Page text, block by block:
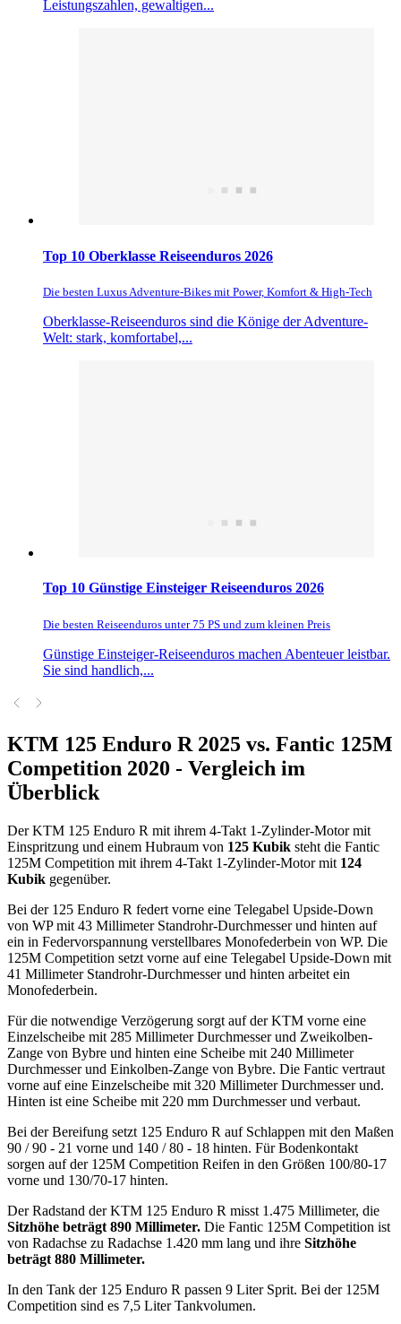
Leistungszahlen, gewaltigen...
Top 10 Oberklasse Reiseenduros 2026
Die besten Luxus Adventure-Bikes mit Power, Komfort & High-Tech
Oberklasse-Reiseenduros sind die Könige der Adventure-
Welt: stark, komfortabel,...
Top 10 Günstige Einsteiger Reiseenduros 2026
Die besten Reiseenduros unter 75 PS und zum kleinen Preis
Günstige Einsteiger-Reiseenduros machen Abenteuer leistbar.
Sie sind handlich,...
KTM 125 Enduro R 2025 vs. Fantic 125M
Competition 2020 - Vergleich im
Überblick
Der KTM 125 Enduro R mit ihrem 4-Takt 1-Zylinder-Motor mit
Einspritzung und einem Hubraum von 125 Kubik steht die Fantic
125M Competition mit ihrem 4-Takt 1-Zylinder-Motor mit 124
Kubik gegenüber.
Bei der 125 Enduro R federt vorne eine Telegabel Upside-Down
von WP mit 43 Millimeter Standrohr-Durchmesser und hinten auf
ein in Federvorspannung verstellbares Monofederbein von WP. Die
125M Competition setzt vorne auf eine Telegabel Upside-Down mit
41 Millimeter Standrohr-Durchmesser und hinten arbeitet ein
Monofederbein.
Für die notwendige Verzögerung sorgt auf der KTM vorne eine
Einzelscheibe mit 285 Millimeter Durchmesser und Zweikolben-
Zange von Bybre und hinten eine Scheibe mit 240 Millimeter
Durchmesser und Einkolben-Zange von Bybre. Die Fantic vertraut
vorne auf eine Einzelscheibe mit 320 Millimeter Durchmesser und.
Hinten ist eine Scheibe mit 220 mm Durchmesser und verbaut.
Bei der Bereifung setzt 125 Enduro R auf Schlappen mit den Maßen
90 / 90 - 21 vorne und 140 / 80 - 18 hinten. Für Bodenkontakt
sorgen auf der 125M Competition Reifen in den Größen 100/80-17
vorne und 130/70-17 hinten.
Der Radstand der KTM 125 Enduro R misst 1.475 Millimeter, die
Sitzhöhe beträgt 890 Millimeter. Die Fantic 125M Competition ist
von Radachse zu Radachse 1.420 mm lang und ihre Sitzhöhe
beträgt 880 Millimeter.
In den Tank der 125 Enduro R passen 9 Liter Sprit. Bei der 125M
Competition sind es 7,5 Liter Tankvolumen.